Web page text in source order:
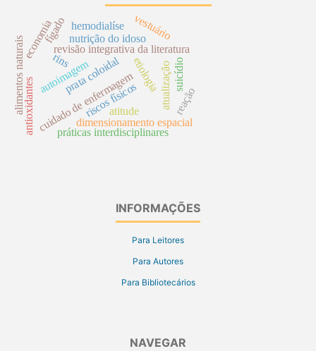
cuidado de enfermagem
prata coloidal etiologia
revisão integrativa da literatura
atualização
antioxidantes
alimentos naturais nutrição do idoso
dimensionamento espacial
riscos físicos
autoimagem
rins suicídio
vestuário
práticas interdisciplinares
economiafígado
reação
hemodialíse
atitude
INFORMAÇÕES
Para Leitores
Para Autores
Para Bibliotecários
NAVEGAR